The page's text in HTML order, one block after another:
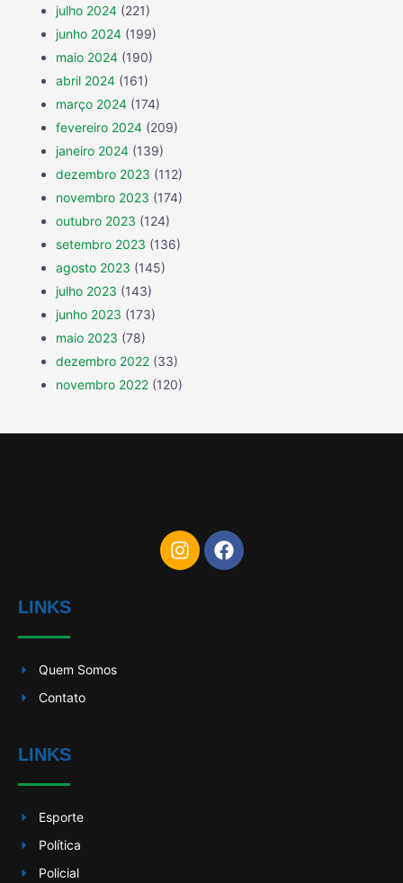
julho 2024 (221)
junho 2024 (199)
maio 2024 (190)
abril 2024 (161)
março 2024 (174)
fevereiro 2024 (209)
janeiro 2024 (139)
dezembro 2023 (112)
novembro 2023 (174)
outubro 2023 (124)
setembro 2023 (136)
agosto 2023 (145)
julho 2023 (143)
junho 2023 (173)
maio 2023 (78)
dezembro 2022 (33)
novembro 2022 (120)
LINKS
Quem Somos
Contato
LINKS
Esporte
Política
Policial